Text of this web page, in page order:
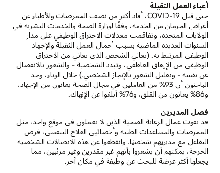
أعباء العمل الثقيلة
حتى قبل COVID-19، أفاد أكثر من نصف الممرضات والأطباء عن
أعراض الحرمان من الخدمة، وفقًا لوزارة الصحة والخدمات البشرية في
الولايات المتحدة، وتفاقمت معدلات الاحتراق الوظيفي على مدار
السنوات العديدة الماضية بسبب أحمال العمل الثقيلة والإجهاد
الوظيفي المرتبط به. (يعاني الشخص الذي يعاني من الاحتراق
الوظيفي من الإرهاق العاطفي، وتبدد الشخصية - والشعور بالانفصال
عن نفسه - وتقليل الشعور بالإنجاز الشخصي.) خلال الوباء، وجد
الباحثون أن 93% من العاملين في مجال الصحة يعانون من الإجهاد،
و86% يعانون من القلق، و76% أبلغوا عن الإنهاك.
فصل المديرين
قد يفوت عمال الرعاية الصحية الذين لا يعملون في موقع واحد، مثل
الممرضات والمساعدات الطبية وأخصائيي العلاج التنفسي، فرص
التفاعل مع مديريهم شخصيًا. وانقطعوا عن هذه الاتصالات الشخصية
الحرجة، يمكنهم أن يشعروا بأنهم غير مقدرين وغير مرئيين، مما
يجعلها أكثر عرضة للبحث عن وظيفة في مكان آخر.